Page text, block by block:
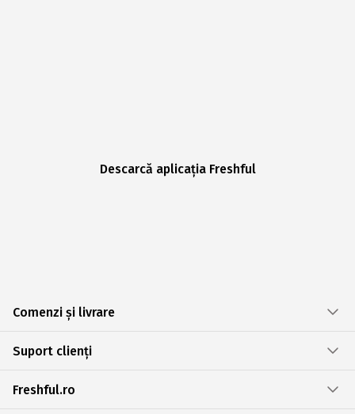
Descarcă aplicația Freshful
Comenzi și livrare
Suport clienți
Freshful.ro